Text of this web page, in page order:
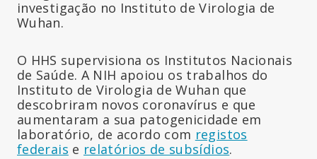
investigação no Instituto de Virologia de
Wuhan.
O HHS supervisiona os Institutos Nacionais
de Saúde. A NIH apoiou os trabalhos do
Instituto de Virologia de Wuhan que
descobriram novos coronavírus e que
aumentaram a sua patogenicidade em
laboratório, de acordo com registos
federais e relatórios de subsídios.